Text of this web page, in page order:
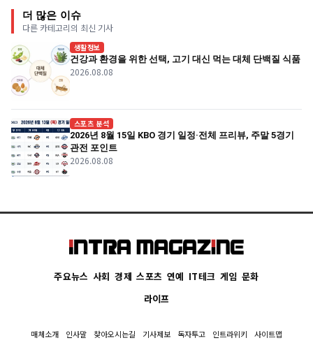
더 많은 이슈
다른 카테고리의 최신 기사
생활정보
건강과 환경을 위한 선택, 고기 대신 먹는 대체 단백질 식품
2026.08.08
스포츠 분석
2026년 8월 15일 KBO 경기 일정·전체 프리뷰, 주말 5경기
관전 포인트
2026.08.08
주요뉴스 사회 경제 스포츠 연예 IT테크 게임 문화
라이프
매체소개 인사말 찾아오시는길 기사제보 독자투고 인트라위키 사이트맵